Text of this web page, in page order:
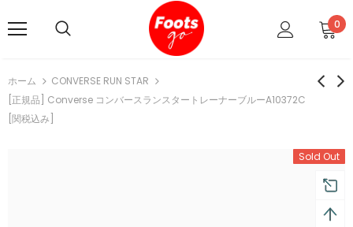
0
ホーム
CONVERSE RUN STAR
[正規品] Converse コンバースランスタートレーナーブルーA10372C
[関税込み]
Sold Out